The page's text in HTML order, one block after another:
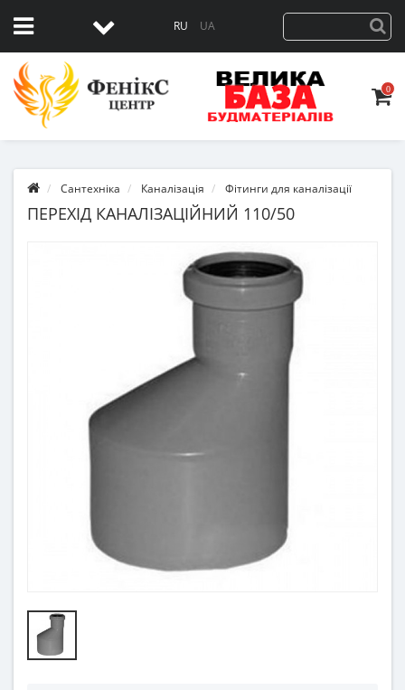
RU UA
0
Сантехніка Каналізація Фітинги для каналізації
ПЕРЕХІД КАНАЛІЗАЦІЙНИЙ 110/50